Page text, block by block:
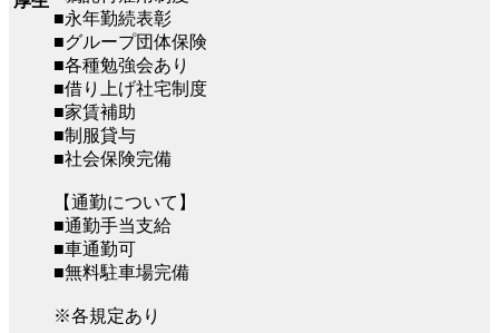
■永年勤続表彰
■グループ団体保険
■各種勉強会あり
■借り上げ社宅制度
■家賃補助
■制服貸与
■社会保険完備
【通勤について】
■通勤手当支給
■車通勤可
■無料駐車場完備
※各規定あり